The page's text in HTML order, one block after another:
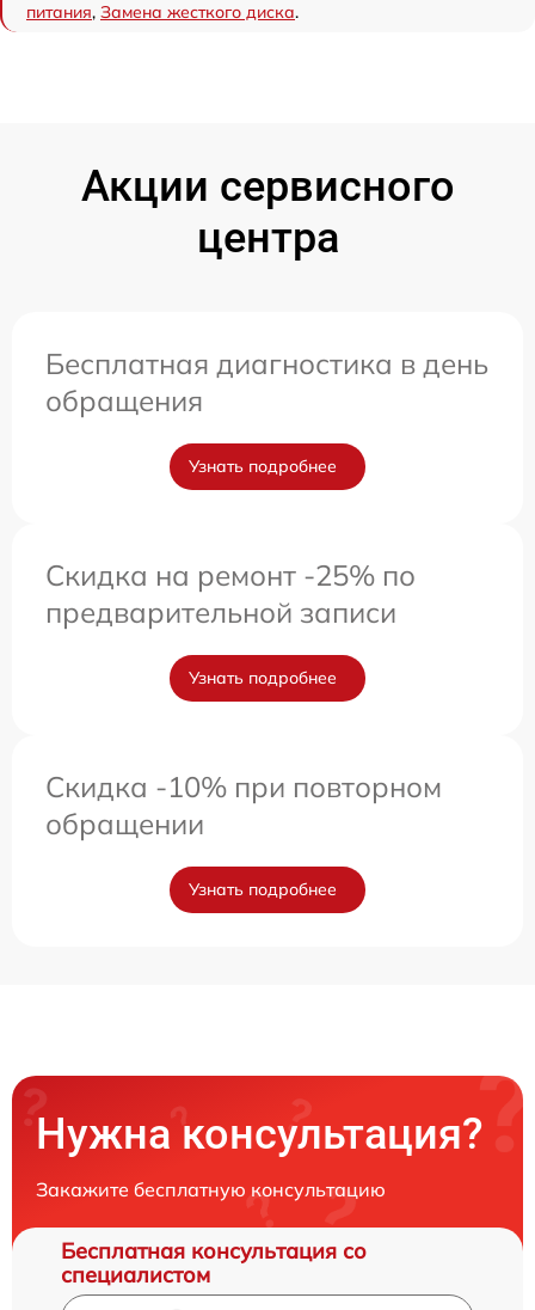
питания, Замена жесткого диска.
Акции сервисного
центра
Бесплатная диагностика в день
обращения
Узнать подробнее
Скидка на ремонт -25% по
предварительной записи
Узнать подробнее
Скидка -10% при повторном
обращении
Узнать подробнее
Нужна консультация?
Закажите бесплатную консультацию
Бесплатная консультация со
специалистом